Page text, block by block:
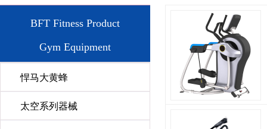
BFT Fitness Product
Gym Equipment
悍马大黄蜂
太空系列器械